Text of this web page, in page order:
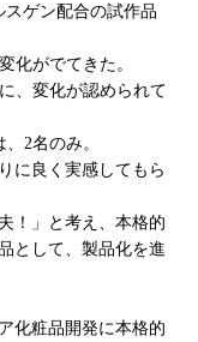
ゲン配合の試作品
化がでてきた。
、変化が認められて
2名のみ。
に良く実感してもら
！」と考え、本格的
として、製品化を進
化粧品開発に本格的